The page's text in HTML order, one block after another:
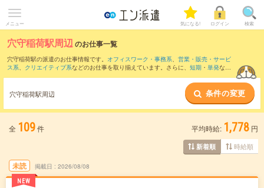
メニュー 気になる! ログイン 検索
穴守稲荷駅周辺のお仕事一覧
穴守稲荷駅の派遣のお仕事情報です。 オフィスワーク・事務系、 営業・販売・サービ
ス系、 クリエイティブ系などのお仕事を取り揃えています。さらに、 短期 ・ 単発など
また、大森(東京都)駅 京急蒲田駅など近隣駅の
お仕事もご確認いただけます。
穴守稲荷駅周辺 条件の変更
全 109件 平均時給: 1,778 円
新着順 時給順
未読
NEW
掲載日 2026/08/08